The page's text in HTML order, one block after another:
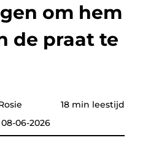
MP3
om hem
de praat te
06-2026
18 min leestijd